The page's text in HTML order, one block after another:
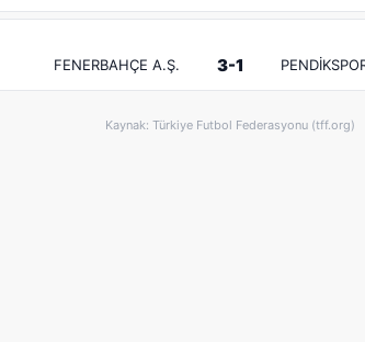
FENERBAHÇE A.Ş. 3-1
Kaynak: Türkiye Futbol Federasyonu (tff.org)